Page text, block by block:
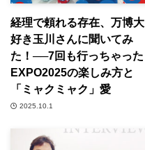
経理で頼れる存在、万博大
好き玉川さんに聞いてみ
た！──7回も行っちゃった
EXPO2025の楽しみ方と
「ミャクミャク」愛
2025.10.1